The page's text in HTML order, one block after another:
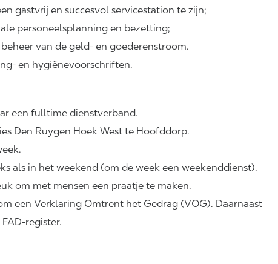
gastvrij en succesvol servicestation te zijn;
personeelsplanning en bezetting;
van de geld- en goederenstroom.
en hygiënevoorschriften.
een fulltime dienstverband.
Den Ruygen Hoek West te Hoofddorp.
als in het weekend (om de week een weekenddienst).
om met mensen een praatje te maken.
een Verklaring Omtrent het Gedrag (VOG). Daarnaast
register.